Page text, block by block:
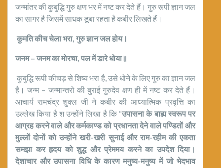
जन्मांतर की कुबुद्धि गुरु क्षण भर में नष्ट कर देते हैं। गुरु रूपी ज्ञान जल
का सागर है जिसमें साधक डूबा रहता है कबीर लिखते हैं।
कुमति कीच चेला भरा, गुरु ज्ञान जल होय।
जनम – जनम का मोरचा, पल में डारे धोया॥
कुबुद्धि रूपी कीचड़ से शिष्य भरा है, उसे धोने के लिए गुरु का ज्ञान जल
है। जन्म – जन्मान्तरो की बुराई गुरुदेव क्षण ही में नष्ट कर देते हैं।
आचार्य रामचंद्र शुक्ल जी ने कबीर की आध्यात्मिक प्रवृत्ति का
उल्लेख किया है श उन्होंने लिखा है कि “उपासना के बाह्य स्वरूप पर
आग्रह करने वाले और कर्मकाण्ड को प्रधानता देने वाले पण्डितों और
मुल्लों दोनों को उन्होंने खरी-खरी सुनाई और राम-रहीम की एकता
समझा कर हृदय को शुद्ध और प्रेममय करने का उपदेश दिया।
देशाचार और उपासना विधि के कारण मनुष्य-मनुष्य में जो भेदभाव